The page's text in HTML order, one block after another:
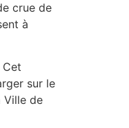
crue de
à
sur le
Ville de